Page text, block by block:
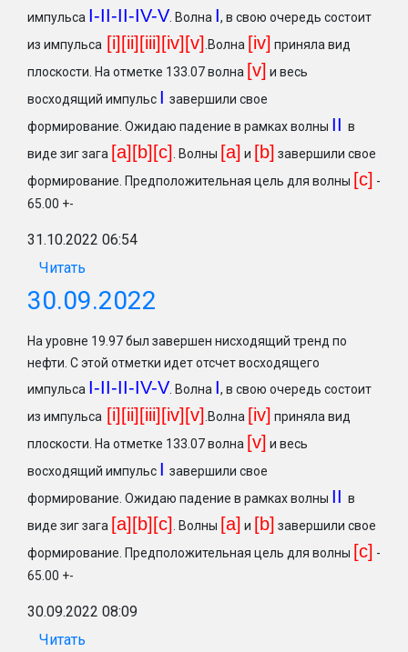
импульса I-II-II-IV-V. Волна I, в свою очередь состоит
из импульса [i][ii][iii][iv][v].Волна [iv] приняла вид
плоскости. На отметке 133.07 волна [v] и весь
восходящий импульс I завершили свое
формирование. Ожидаю падение в рамках волны II в
виде зиг зага [a][b][c]. Волны [a] и [b] завершили свое
формирование. Предположительная цель для волны [c] -
65.00 +-
31.10.2022 06:54
Читать
30.09.2022
На уровне 19.97 был завершен нисходящий тренд по
нефти. С этой отметки идет отсчет восходящего
импульса I-II-II-IV-V. Волна I, в свою очередь состоит
из импульса [i][ii][iii][iv][v].Волна [iv] приняла вид
плоскости. На отметке 133.07 волна [v] и весь
восходящий импульс I завершили свое
формирование. Ожидаю падение в рамках волны II в
виде зиг зага [a][b][c]. Волны [a] и [b] завершили свое
формирование. Предположительная цель для волны [c] -
65.00 +-
30.09.2022 08:09
Читать